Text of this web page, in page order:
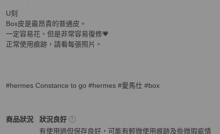
關於
U刻
Box皮是最昂貴的普通皮。
一定容易花，但是非常容易復修💗
正常使用痕跡，請看每張照片。
#hermes Constance to go #hermes #愛馬仕 #box
商品狀況
Hermès女包商品狀態與細節
狀況良好
有使用過但保存良好，可能有輕微使用痕跡及些微瑕疵情